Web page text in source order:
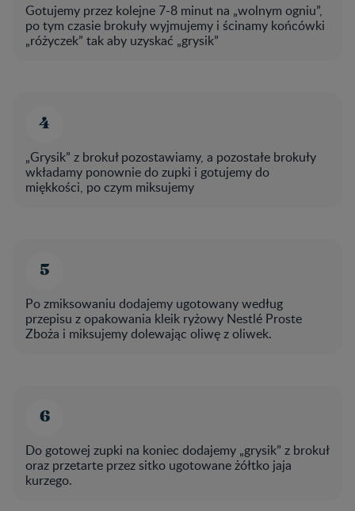
Gotujemy przez kolejne 7-8 minut na „wolnym ogniu”,
po tym czasie brokuły wyjmujemy i ścinamy końcówki
„różyczek” tak aby uzyskać „grysik”
„Grysik” z brokuł pozostawiamy, a pozostałe brokuły
wkładamy ponownie do zupki i gotujemy do
miękkości, po czym miksujemy
Po zmiksowaniu dodajemy ugotowany według
przepisu z opakowania kleik ryżowy Nestlé Proste
Zboża i miksujemy dolewając oliwę z oliwek.
Do gotowej zupki na koniec dodajemy „grysik” z brokuł
oraz przetarte przez sitko ugotowane żółtko jaja
kurzego.